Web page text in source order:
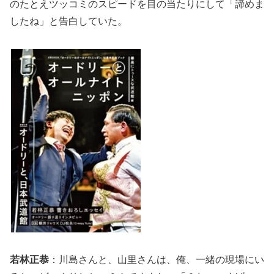
のたとえツッコミのスピードを目の当たりにして「諦めま
したね」と告白していた。
若林正恭 ：川島さんと、山里さんは、俺、一緒の現場にい